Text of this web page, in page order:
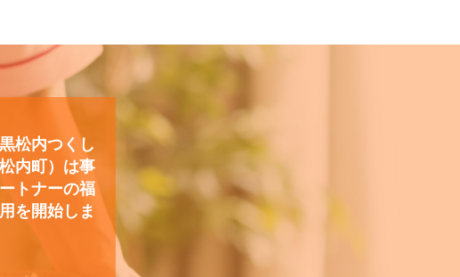
松内つくし
内町）は事
トナーの福
を開始しま